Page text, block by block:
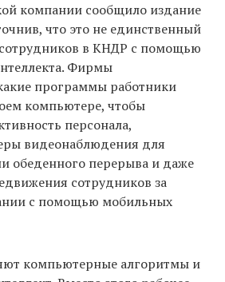
компании сообщило издание
что это не единственный
в КНДР с помощью
Фирмы
программы работники
компьютере, чтобы
персонала,
видеонаблюдения для
обеденного перерыва и даже
сотрудников за
с помощью мобильных
компьютерные алгоритмы и